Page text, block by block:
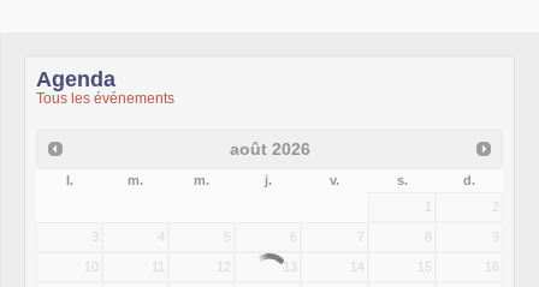
Agenda
Tous les événements
août 2026
l. m. m. j. v. s.
d.
1
2
3 4 5 6 7 8 9
10 11 12 13 14 15 16